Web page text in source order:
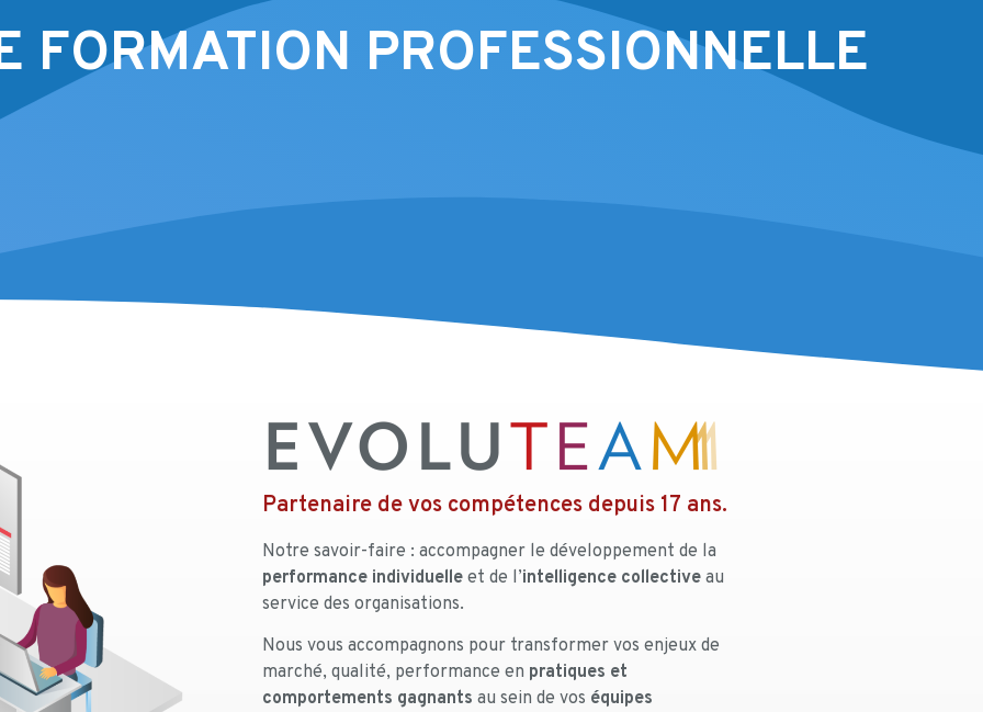
FORMATION PROFESSIONNELLE
Partenaire de vos compétences depuis 17 ans.
Notre savoir-faire : accompagner le développement de la
performance individuelle et de l’intelligence collective au
service des organisations.
Nous vous accompagnons pour transformer vos enjeux de
marché, qualité, performance en pratiques et
comportements gagnants au sein de vos équipes